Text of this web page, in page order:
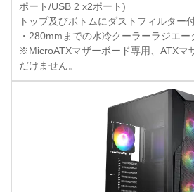
ポート/USB 2 x2ポート)
トップ及びボトムにダストフィルター
・280mmまでの水冷クーラーラジエー
※MicroATXマザーボード専用、ATXマ
だけません。